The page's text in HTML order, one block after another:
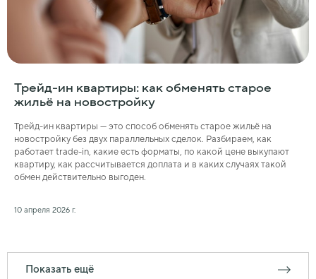
Трейд-ин квартиры: как обменять старое
жильё на новостройку
Трейд-ин квартиры — это способ обменять старое жильё на
новостройку без двух параллельных сделок. Разбираем, как
работает trade-in, какие есть форматы, по какой цене выкупают
квартиру, как рассчитывается доплата и в каких случаях такой
обмен действительно выгоден.
10 апреля 2026 г.
Показать ещё